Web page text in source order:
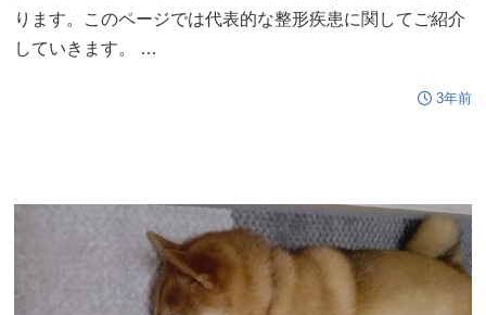
ります。このページでは代表的な整形疾患に関してご紹介
していきます。 …
3年前